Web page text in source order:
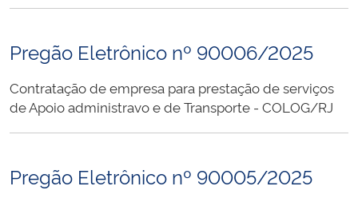
Pregão Eletrônico nº 90006/2025
Contratação de empresa para prestação de serviços
de Apoio administravo e de Transporte - COLOG/RJ
Pregão Eletrônico nº 90005/2025